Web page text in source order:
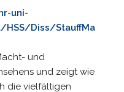
uni-
Diss/StauffMa
und
und zeigt wie
die vielfältigen